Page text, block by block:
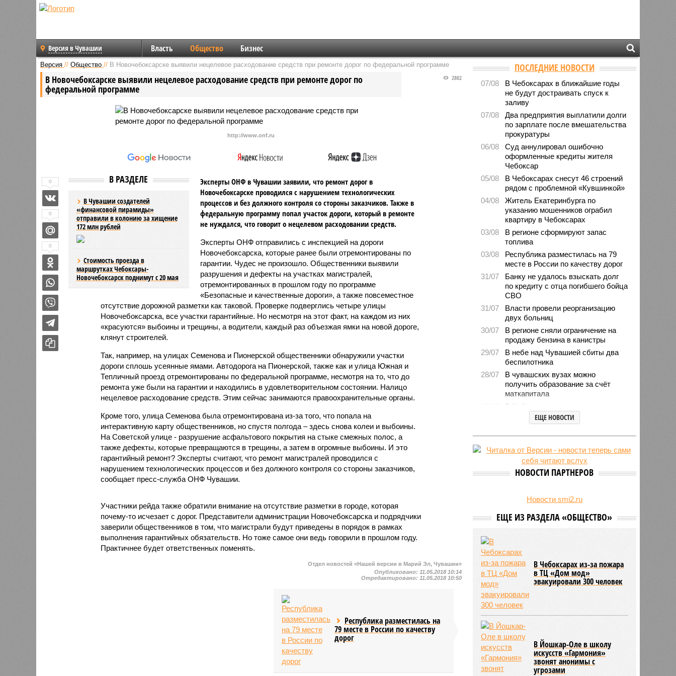
Версия в Чувашии Власть Общество Бизнес
Версия // Общество // В Новочебоксарске выявили нецелевое расходование средств при ремонте дорог по федеральной программе
В Новочебоксарске выявили нецелевое расходование средств при ремонте дорог по
федеральной программе
2802
http://www.onf.ru
В РАЗДЕЛЕ
В Чувашии создателей
«финансовой пирамиды»
отправили в колонию за хищение
172 млн рублей
Стоимость проезда в
маршрутках Чебоксары-
Новочебоксарск поднимут с 20 мая
Эксперты ОНФ в Чувашии заявили, что ремонт дорог в
Новочебоксарске проводился с нарушением технологических
процессов и без должного контроля со стороны заказчиков. Также в
федеральную программу попал участок дороги, который в ремонте
не нуждался, что говорит о нецелевом расходовании средств.
Эксперты ОНФ отправились с инспекцией на дороги
Новочебоксарска, которые ранее были отремонтированы по
гарантии. Чудес не произошло. Общественники выявили
разрушения и дефекты на участках магистралей,
отремонтированных в прошлом году по программе
«Безопасные и качественные дороги», а также повсеместное
отсутствие дорожной разметки как таковой. Проверке подверглись четыре улицы
Новочебоксарска, все участки гарантийные. Но несмотря на этот факт, на каждом из них
«красуются» выбоины и трещины, а водители, каждый раз объезжая ямки на новой дороге,
клянут строителей.
Так, например, на улицах Семенова и Пионерской общественники обнаружили участки
дороги сплошь усеянные ямами. Автодорога на Пионерской, также как и улица Южная и
Тепличный проезд отремонтированы по федеральной программе, несмотря на то, что до
ремонта уже были на гарантии и находились в удовлетворительном состоянии. Налицо
нецелевое расходование средств. Этим сейчас занимаются правоохранительные органы.
Кроме того, улица Семенова была отремонтирована из-за того, что попала на
интерактивную карту общественников, но спустя полгода – здесь снова колеи и выбоины.
На Советской улице - разрушение асфальтового покрытия на стыке смежных полос, а
также дефекты, которые превращаются в трещины, а затем в огромные выбоины. И это
гарантийный ремонт? Эксперты считают, что ремонт магистралей проводился с
нарушением технологических процессов и без должного контроля со стороны заказчиков,
сообщает пресс-служба ОНФ Чувашии.
Участники рейда также обратили внимание на отсутствие разметки в городе, которая
почему-то исчезает с дорог. Представители администрации Новочебоксарска и подрядчики
заверили общественников в том, что магистрали будут приведены в порядок в рамках
выполнения гарантийных обязательств. Но тоже самое они ведь говорили в прошлом году.
Практичнее будет ответственных поменять.
0
0
0
Отдел новостей «Нашей версии в Марий Эл, Чувашии»
Опубликовано: 11.05.2018 10:14
Отредактировано: 11.05.2018 10:50
Республика разместилась на
79 месте в России по качеству
дорог
ПОСЛЕДНИЕ НОВОСТИ
07/08
В Чебоксарах в ближайшие годы
не будут достраивать спуск к
заливу
07/08
Два предприятия выплатили долги
по зарплате после вмешательства
прокуратуры
06/08
Суд аннулировал ошибочно
оформленные кредиты жителя
Чебоксар
05/08
В Чебоксарах снесут 46 строений
рядом с проблемной «Кувшинкой»
04/08
Житель Екатеринбурга по
указанию мошенников ограбил
квартиру в Чебоксарах
03/08
В регионе сформируют запас
топлива
03/08
Республика разместилась на 79
месте в России по качеству дорог
31/07
Банку не удалось взыскать долг
по кредиту с отца погибшего бойца
СВО
31/07
Власти провели реорганизацию
двух больниц
30/07
В регионе сняли ограничение на
продажу бензина в канистры
29/07
В небе над Чувашией сбиты два
беспилотника
28/07
В чувашских вузах можно
получить образование за счёт
маткапитала
В Чебоксарах началась проверка
готовности школ и детсадов к
новому учебному году
27/07
Чувашские врачи выходили
младенца массой 745 граммов
Чувашские аграрии начали уборку
урожая
ЕЩЕ НОВОСТИ
НОВОСТИ ПАРТНЕРОВ
Новости smi2.ru
ЕЩЕ ИЗ РАЗДЕЛА «ОБЩЕСТВО»
В Чебоксарах из-за пожара
в ТЦ «Дом мод»
эвакуировали 300 человек
В Йошкар-Оле в школу
искусств «Гармония»
звонят анонимы с
угрозами